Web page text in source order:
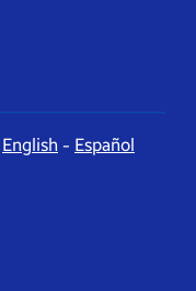
English - Español